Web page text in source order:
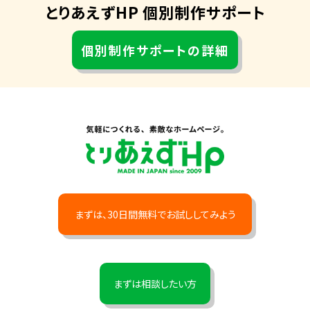
とりあえずHP 個別制作サポート
個別制作サポートの詳細
まずは、30日間無料でお試ししてみよう
まずは相談したい方